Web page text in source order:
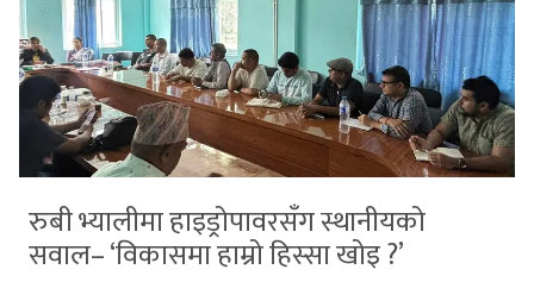
रुबी भ्यालीमा हाइड्रोपावरसँग स्थानीयको
सवाल– ‘विकासमा हाम्रो हिस्सा खोइ ?’